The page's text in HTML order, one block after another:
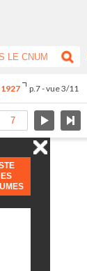
p.7 - vue 3/11